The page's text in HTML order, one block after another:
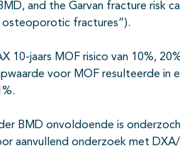
and the Garvan fracture risk
fractures”).
10-jaars MOF risico van 10%,
voor MOF resulteerde in
BMD onvoldoende is
aanvullend onderzoek met